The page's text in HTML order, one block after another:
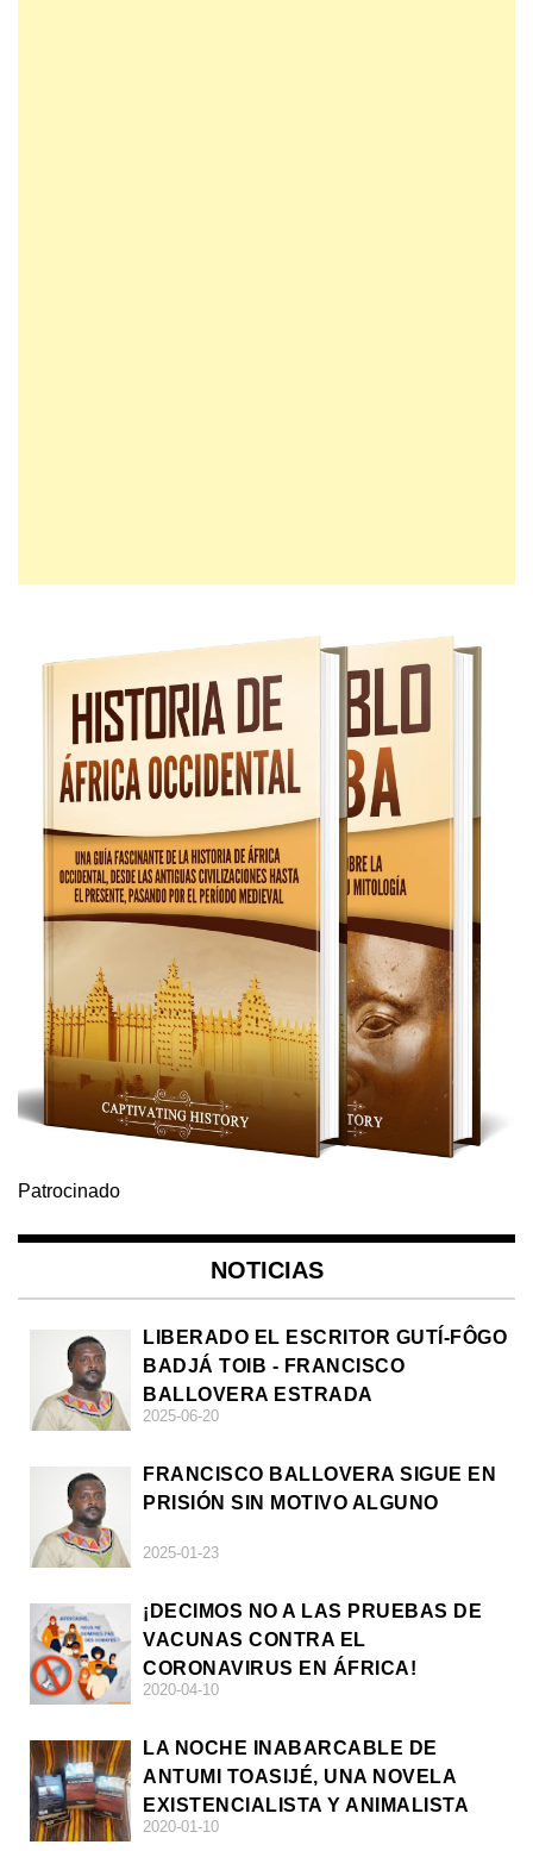
Patrocinado
NOTICIAS
LIBERADO EL ESCRITOR GUTÍ-FÔGO
BADJÁ TOIB - FRANCISCO
BALLOVERA ESTRADA
2025-06-20
FRANCISCO BALLOVERA SIGUE EN
PRISIÓN SIN MOTIVO ALGUNO
2025-01-23
¡DECIMOS NO A LAS PRUEBAS DE
VACUNAS CONTRA EL
CORONAVIRUS EN ÁFRICA!
2020-04-10
LA NOCHE INABARCABLE DE
ANTUMI TOASIJÉ, UNA NOVELA
EXISTENCIALISTA Y ANIMALISTA
2020-01-10